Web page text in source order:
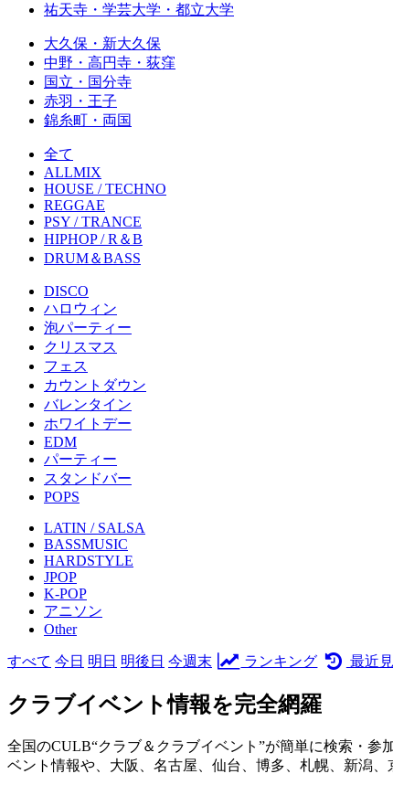
祐天寺・学芸大学・都立大学
大久保・新大久保
中野・高円寺・荻窪
国立・国分寺
赤羽・王子
錦糸町・両国
全て
ALLMIX
HOUSE / TECHNO
REGGAE
PSY / TRANCE
HIPHOP / R＆B
DRUM＆BASS
DISCO
ハロウィン
泡パーティー
クリスマス
フェス
カウントダウン
バレンタイン
ホワイトデー
EDM
パーティー
スタンドバー
POPS
LATIN / SALSA
BASSMUSIC
HARDSTYLE
JPOP
K-POP
アニソン
Other
すべて 今日 明日 明後日 今週末 ランキング 最近
クラブイベント情報を完全網羅
全国のCULB“クラブ＆クラブイベント”が簡単に検索・
ベント情報や、大阪、名古屋、仙台、博多、札幌、新潟